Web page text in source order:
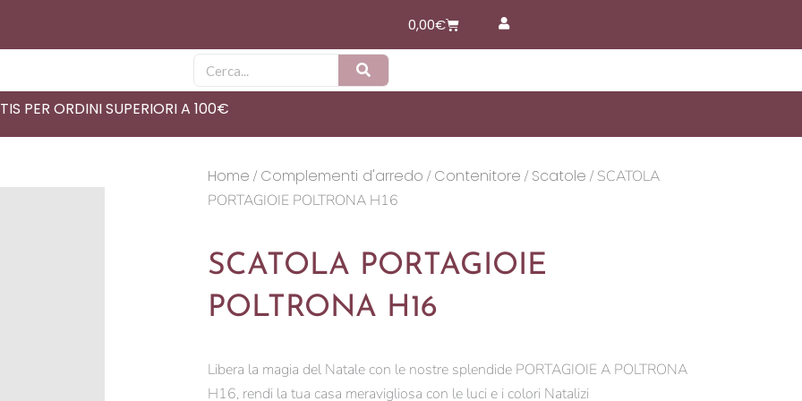
0,00€Carrello
Cerca
PER ORDINI SUPERIORI A 100€
Home /Complementi d'arredo /Contenitore /Scatole / SCATOLA
PORTAGIOIE POLTRONA H16
SCATOLA PORTAGIOIE
POLTRONA H16
Libera la magia del Natale con le nostre splendide PORTAGIOIE A POLTRONA
H16, rendi la tua casa meravigliosa con le luci e i colori Natalizi